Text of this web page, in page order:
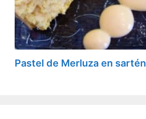
Pastel de Merluza en sartén